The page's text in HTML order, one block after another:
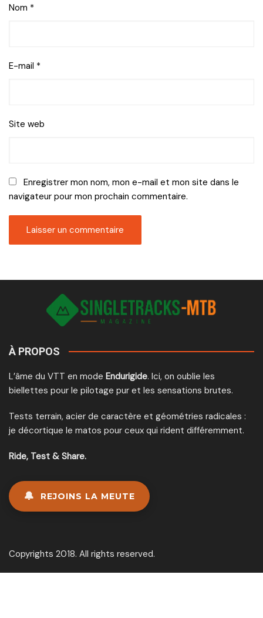
Nom *
E-mail *
Site web
Enregistrer mon nom, mon e-mail et mon site dans le
navigateur pour mon prochain commentaire.
À PROPOS
L’âme du VTT en mode Endurigide. Ici, on oublie les
biellettes pour le pilotage pur et les sensations brutes.
Tests terrain, acier de caractère et géométries radicales :
je décortique le matos pour ceux qui rident différemment.
Ride, Test & Share.
🔔 REJOINS LA MEUTE
Copyrights 2018. All rights reserved.